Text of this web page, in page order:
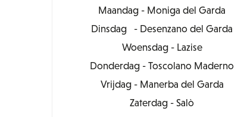
Maandag - Moniga del Garda
Dinsdag - Desenzano del Garda
Woensdag - Lazise
Donderdag - Toscolano Maderno
Vrijdag - Manerba del Garda
Zaterdag - Salò